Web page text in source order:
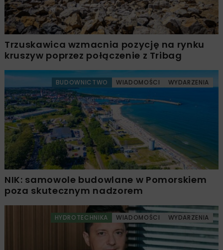
Trzuskawica wzmacnia pozycję na rynku
kruszyw poprzez połączenie z Tribag
BUDOWNICTWO WIADOMOŚCI WYDARZENIA
NIK: samowole budowlane w Pomorskiem
poza skutecznym nadzorem
HYDROTECHNIKA WIADOMOŚCI WYDARZENIA